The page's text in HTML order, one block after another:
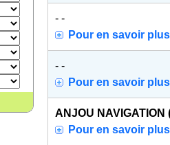
- -
Pour en savoir plus
- -
Pour en savoir plus
ANJOU
Pour en savoir plus